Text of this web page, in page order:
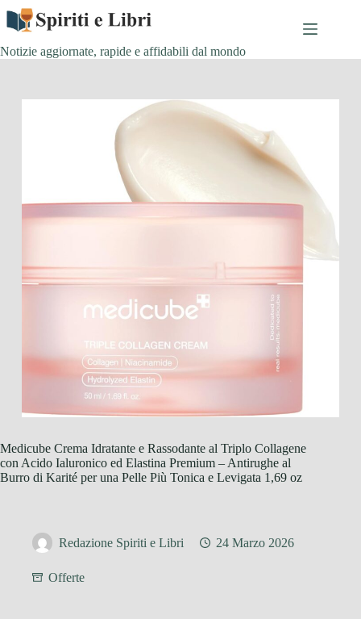
Salta
contenuto
Notizie aggiornate, rapide e affidabili dal mondo
Medicube Crema Idratante e Rassodante al Triplo Collagene
con Acido Ialuronico ed Elastina Premium – Antirughe al
Burro di Karité per una Pelle Più Tonica e Levigata 1,69 oz
Redazione Spiriti e Libri 24 Marzo 2026
Offerte